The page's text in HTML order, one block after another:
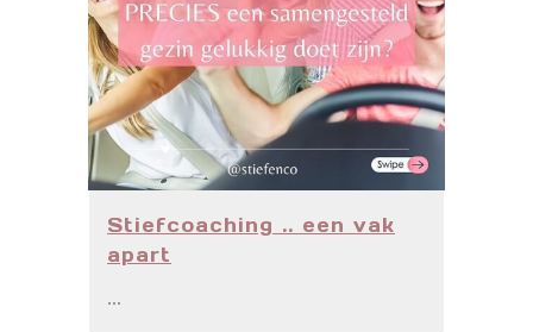
Stiefcoaching .. een vak
apart
...